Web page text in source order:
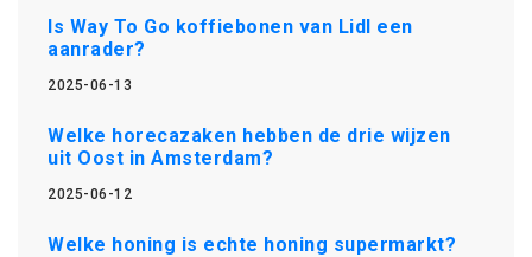
Is Way To Go koffiebonen van Lidl een
aanrader?
2025-06-13
Welke horecazaken hebben de drie wijzen
uit Oost in Amsterdam?
2025-06-12
Welke honing is echte honing supermarkt?